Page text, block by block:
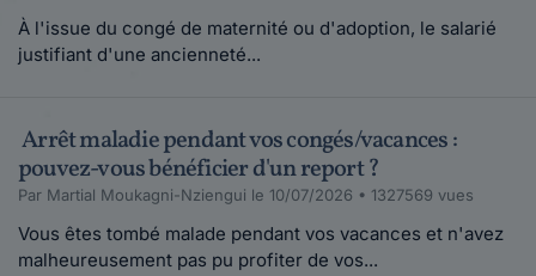
le 23-08-2016
Bonjour, Nous vous proposons d'expliquer
//https://for...
Lire plus
Minuille.
le 11-08-2016
À l'issue du congé de maternité ou d'adoption, le salarié
justifiant d'une ancienneté...
Arrêt maladie pendant vos congés/vacances :
pouvez-vous bénéficier d'un report ?
Par Martial Moukagni-Nziengui le 10/07/2026 • 1327569 vues
Vous êtes tombé malade pendant vos vacances et n'avez
malheureusement pas pu profiter de vos...